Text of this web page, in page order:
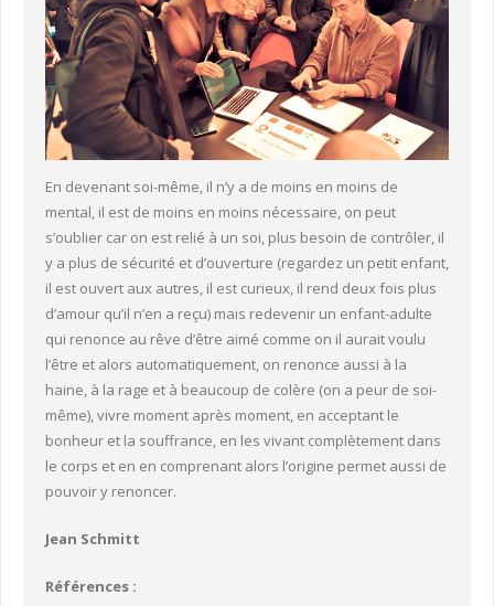
En devenant soi-même, il n’y a de moins en moins de
mental, il est de moins en moins nécessaire, on peut
s’oublier car on est relié à un soi, plus besoin de contrôler, il
y a plus de sécurité et d’ouverture (regardez un petit enfant,
il est ouvert aux autres, il est curieux, il rend deux fois plus
d’amour qu’il n’en a reçu) mais redevenir un enfant-adulte
qui renonce au rêve d’être aimé comme on il aurait voulu
l’être et alors automatiquement, on renonce aussi à la
haine, à la rage et à beaucoup de colère (on a peur de soi-
même), vivre moment après moment, en acceptant le
bonheur et la souffrance, en les vivant complètement dans
le corps et en en comprenant alors l’origine permet aussi de
pouvoir y renoncer.
Jean Schmitt
Références :